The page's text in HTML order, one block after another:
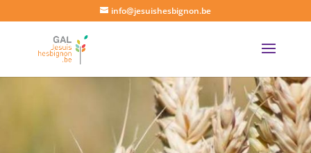
info@jesuishesbignon.be